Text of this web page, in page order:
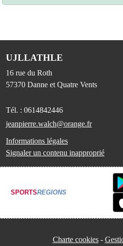
UJLLATHLE
16 rue du Roth
57370 Danne et Quatre Vents
Tél. : 0614842446
jeanpierre.walch@orange.fr
Informations légales
Signaler un contenu inapproprié
SPORTSREGIONS
Charte cookies